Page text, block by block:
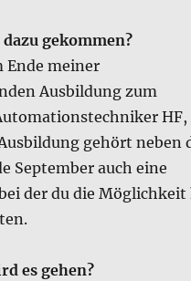
gekommen?
Ende meiner
Ausbildung zum
HF,
gehört neben
September auch eine
der du die Möglichkeit
es gehen?